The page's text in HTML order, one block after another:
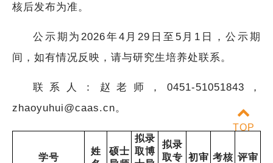
核后发布为准。
公示期为2026年4月29日至5月1日，公示期
间，如有情况反映，请与研究生培养处联系。
联系人：赵老师，0451-51051843，
zhaoyuhui@caas.cn。
学号
姓
硕士
拟录
取博
拟录
取专 初审 考核 评审
TOP